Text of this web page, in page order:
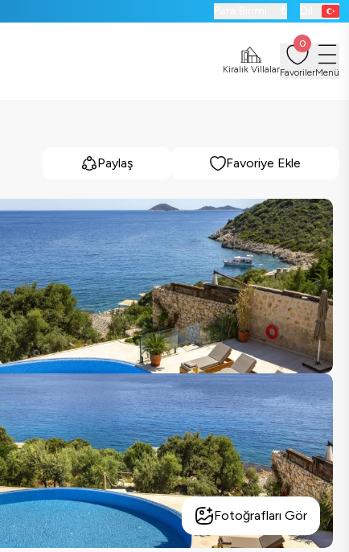
Kiralık Villalar
0
FavorilerMenü
Paylaş Favoriye Ekle
Fotoğrafları Gör